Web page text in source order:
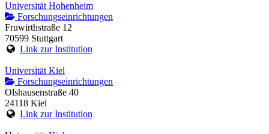
Universität Hohenheim
Forschungseinrichtungen
Fruwirthstraße 12
70599 Stuttgart
Link zur Institution
Universität Kiel
Forschungseinrichtungen
Olshausenstraße 40
24118 Kiel
Link zur Institution